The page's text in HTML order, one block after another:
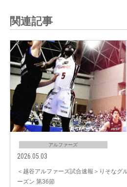
関連記事
アルファーズ
2026.05.03
＜越谷アルファーズ試合速報＞りそなグ
ーズン 第36節